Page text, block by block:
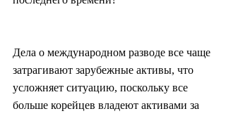
Дела о международном разводе все чаще
затрагивают зарубежные активы, что
усложняет ситуацию, поскольку все
больше корейцев владеют активами за